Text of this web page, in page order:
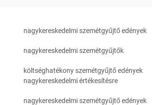
nagykereskedelmi szemétgyűjtő edények
nagykereskedelmi szemétgyűjtők
költséghatékony szemétgyűjtő edények
nagykereskedelmi értékesítésre
nagykereskedelmi szemétgyűjtő edények